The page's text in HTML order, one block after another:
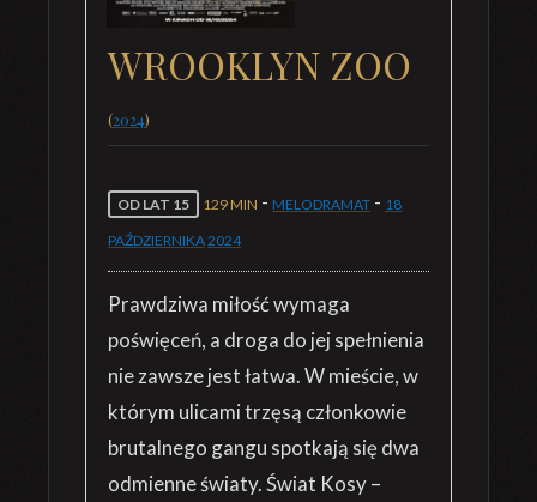
WROOKLYN ZOO
(2024)
OD LAT 15 129 MIN - MELODRAMAT - 18
PAŹDZIERNIKA2024
Prawdziwa miłość wymaga
poświęceń, a droga do jej spełnienia
nie zawsze jest łatwa. W mieście, w
którym ulicami trzęsą członkowie
brutalnego gangu spotkają się dwa
odmienne światy. Świat Kosy –